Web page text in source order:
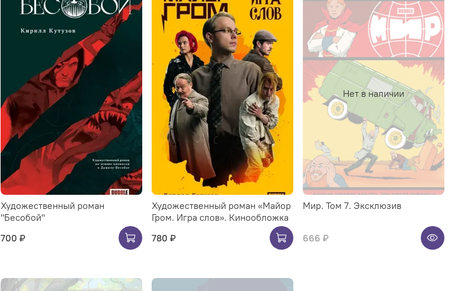
Художественный роман
"Бесобой"
700 ₽
Художественный роман «Майор
Гром. Игра слов». Кинообложка
780 ₽
Нет в наличии
Мир. Том 7. Эксклюзив
666 ₽